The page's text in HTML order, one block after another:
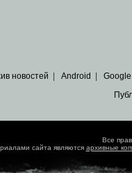
новостей Android Google
Все
сайта являются архивные